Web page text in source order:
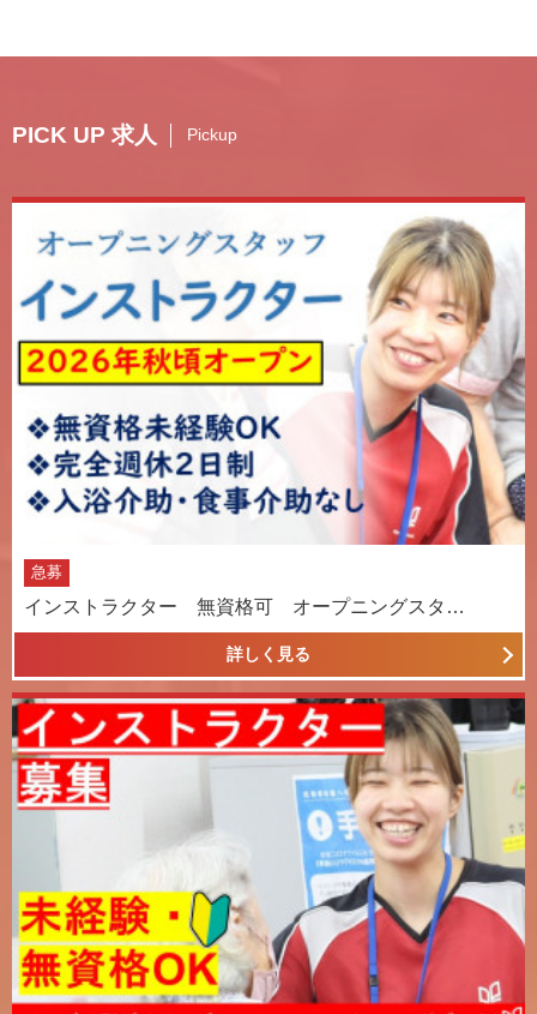
PICK UP 求人 Pickup
急募
インストラクター 無資格可 オープニングスタ…
詳しく見る